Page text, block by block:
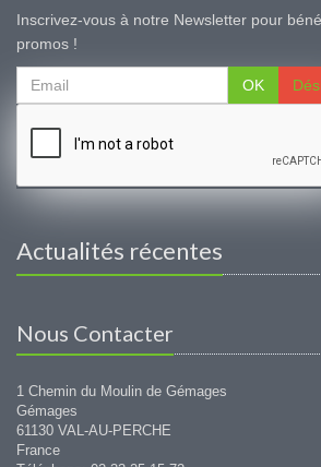
Inscrivez-vous à notre Newsletter pour
promos !
OK
Actualités récentes
Nous Contacter
1 Chemin du Moulin de Gémages
Gémages
61130 VAL-AU-PERCHE
France